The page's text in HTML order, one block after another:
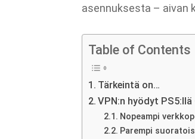
asennuksesta – aivan
Table of Contents
Tärkeintä on…
VPN:n hyödyt
Nopeampi
Parempi